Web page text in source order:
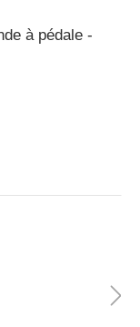
à pédale -